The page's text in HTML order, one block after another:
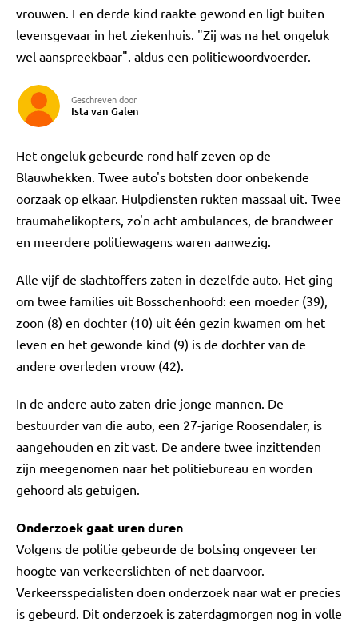
vrouwen. Een derde kind raakte gewond en ligt buiten
levensgevaar in het ziekenhuis. "Zij was na het ongeluk
wel aanspreekbaar". aldus een politiewoordvoerder.
Geschreven door
Ista van Galen
Het ongeluk gebeurde rond half zeven op de
Blauwhekken. Twee auto's botsten door onbekende
oorzaak op elkaar. Hulpdiensten rukten massaal uit. Twee
traumahelikopters, zo'n acht ambulances, de brandweer
en meerdere politiewagens waren aanwezig.
Alle vijf de slachtoffers zaten in dezelfde auto. Het ging
om twee families uit Bosschenhoofd: een moeder (39),
zoon (8) en dochter (10) uit één gezin kwamen om het
leven en het gewonde kind (9) is de dochter van de
andere overleden vrouw (42).
In de andere auto zaten drie jonge mannen. De
bestuurder van die auto, een 27-jarige Roosendaler, is
aangehouden en zit vast. De andere twee inzittenden
zijn meegenomen naar het politiebureau en worden
gehoord als getuigen.
Onderzoek gaat uren duren
Volgens de politie gebeurde de botsing ongeveer ter
hoogte van verkeerslichten of net daarvoor.
Verkeersspecialisten doen onderzoek naar wat er precies
is gebeurd. Dit onderzoek is zaterdagmorgen nog in volle